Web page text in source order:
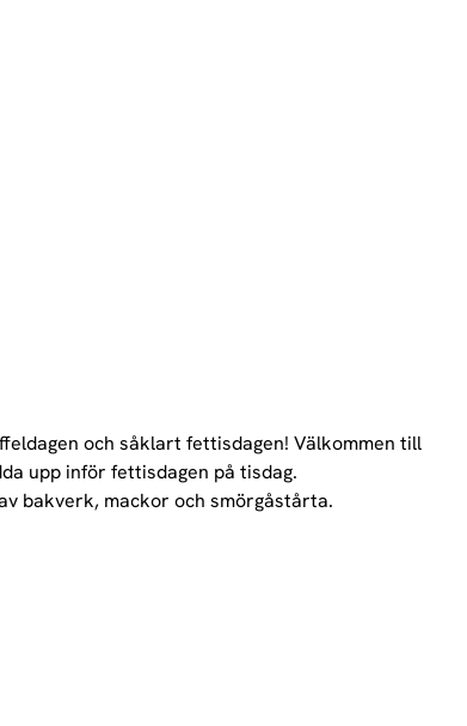
och såklart fettisdagen! Välkommen till
upp inför fettisdagen på tisdag.
bakverk, mackor och smörgåstårta.